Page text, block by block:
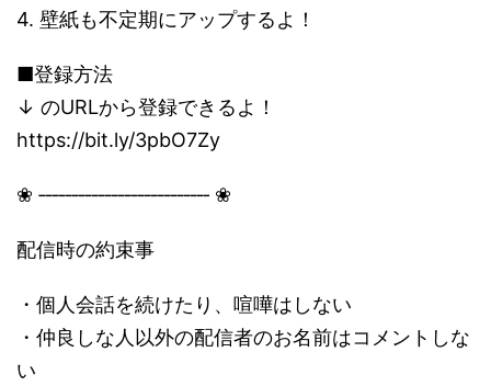
4. 壁紙も不定期にアップするよ！
■登録方法
↓ のURLから登録できるよ！
https://bit.ly/3pbO7Zy
❀ ‐‐‐‐‐‐‐‐‐‐‐‐‐‐‐‐‐‐‐‐‐‐‐‐‐‐ ❀
配信時の約束事
・個人会話を続けたり、喧嘩はしない
・仲良しな人以外の配信者のお名前はコメントしな
い